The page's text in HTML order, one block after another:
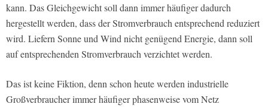
kann. Das Gleichgewicht soll dann immer häufiger dadurch
hergestellt werden, dass der Stromverbrauch entsprechend reduziert
wird. Liefern Sonne und Wind nicht genügend Energie, dann soll
auf entsprechenden Stromverbrauch verzichtet werden.
Das ist keine Fiktion, denn schon heute werden industrielle
Großverbraucher immer häufiger phasenweise vom Netz